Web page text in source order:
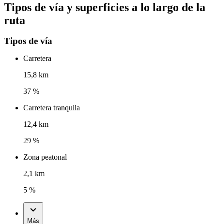
Tipos de vía y superficies a lo largo de la
ruta
Tipos de vía
Carretera
15,8 km
37 %
Carretera tranquila
12,4 km
29 %
Zona peatonal
2,1 km
5 %
Más